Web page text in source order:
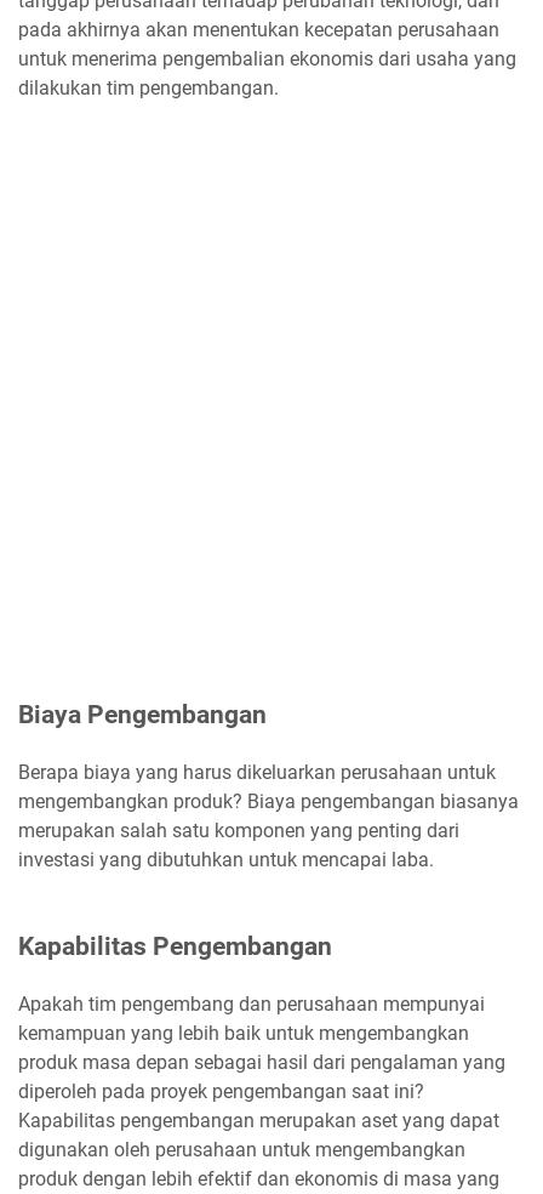
pada akhirnya akan menentukan kecepatan perusahaan
untuk menerima pengembalian ekonomis dari usaha yang
dilakukan tim pengembangan.
Biaya Pengembangan
Berapa biaya yang harus dikeluarkan perusahaan untuk
mengembangkan produk? Biaya pengembangan biasanya
merupakan salah satu komponen yang penting dari
investasi yang dibutuhkan untuk mencapai laba.
Kapabilitas Pengembangan
Apakah tim pengembang dan perusahaan mempunyai
kemampuan yang lebih baik untuk mengembangkan
produk masa depan sebagai hasil dari pengalaman yang
diperoleh pada proyek pengembangan saat ini?
Kapabilitas pengembangan merupakan aset yang dapat
digunakan oleh perusahaan untuk mengembangkan
produk dengan lebih efektif dan ekonomis di masa yang